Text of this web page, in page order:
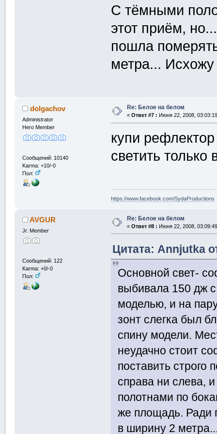
С тёмными
этот приём,
пошла
метра... Исхожу
dolgachov
Administrator
Hero Member
Сообщений: 10140
Karma: +10/-0
Пол:
Re: Белое на белом
« Ответ #7 : Июня 22, 2008,
купи
светить
https://www.facebook.com/SydaProductions
AVGUR
Jr. Member
Сообщений: 122
Karma: +0/-0
Пол:
Re: Белое на белом
« Ответ #8 : Июня 22, 2008,
Цитата: Annjutka
Основной свет-
выбивала 150 дж
моделью, и на
зонт слегка был
спину модели.
неудачно стоит
поставить строго
справа ни слева,
полотнами по
же площадь. Ради
в ширину 2